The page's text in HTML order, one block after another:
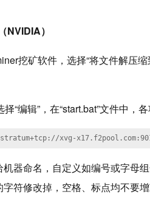
NVIDIA）
挖矿软件，选择“将文件解压缩
“编辑”，在“start.bat”文件中，
xvg-
器命名，自定义如编号或字母
符修改掉，空格、标点均不要增